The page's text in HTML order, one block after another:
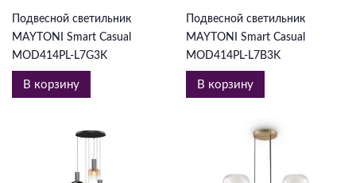
Подвесной светильник
MAYTONI Smart Casual
MOD414PL-L7G3K
В корзину
Подвесной светильник
MAYTONI Smart Casual
MOD414PL-L7B3K
В корзину